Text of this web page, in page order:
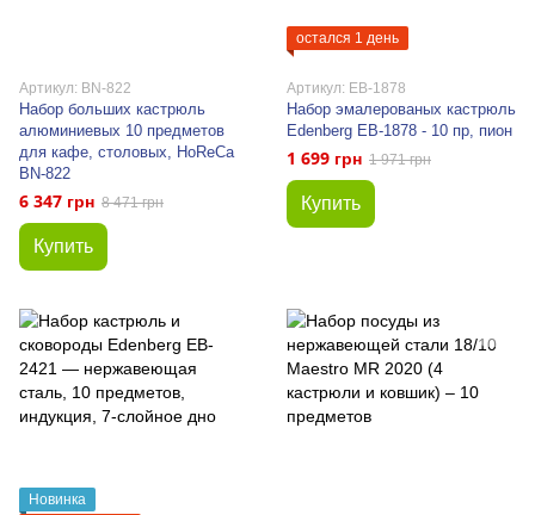
Артикул: BN-822
Набор больших кастрюль
алюминиевых 10 предметов
для кафе, столовых, HoReCa
BN-822
6 347 грн 8 471 грн
Купить
остался 1 день
Артикул: EB-1878
Набор эмалерованых кастрюль
Edenberg EB-1878 - 10 пр, пион
1 699 грн 1 971 грн
Купить
Новинка